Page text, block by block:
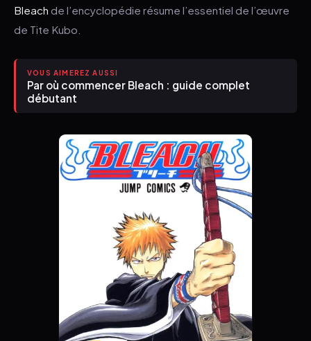
Bleach de l’encyclopédie résume l’essentiel de l’œuvre
de Tite Kubo.
VOUS AIMEREZ AUSSI
Par où commencer Bleach : guide complet
débutant